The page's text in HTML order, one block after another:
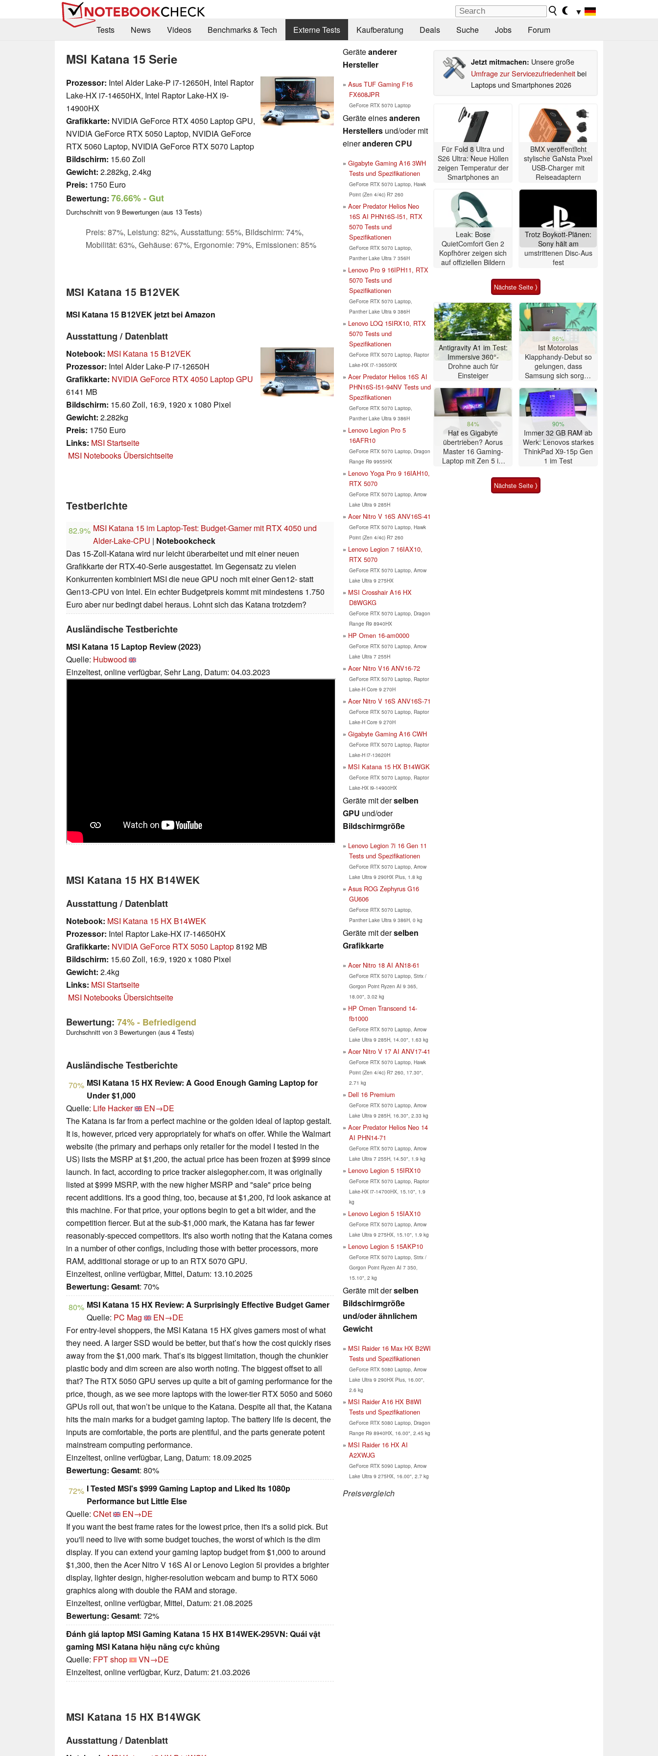
▼
Tests
News Videos Benchmarks & Tech Externe Tests Kaufberatung Deals Suche Jobs Forum
MSI Katana 15 Serie
Prozessor: Intel Alder Lake-P i7-12650H, Intel Raptor
Lake-HX i7-14650HX, Intel Raptor Lake-HX i9-
14900HX
Grafikkarte: NVIDIA GeForce RTX 4050 Laptop GPU,
NVIDIA GeForce RTX 5050 Laptop, NVIDIA GeForce
RTX 5060 Laptop, NVIDIA GeForce RTX 5070 Laptop
Bildschirm: 15.60 Zoll
Gewicht: 2.282kg, 2.4kg
Preis: 1750 Euro
Bewertung: 76.66%- Gut
Durchschnitt von 9 Bewertungen (aus 13 Tests)
Preis: 87%, Leistung: 82%, Ausstattung: 55%, Bildschirm: 74%,
Mobilität: 63%, Gehäuse: 67%, Ergonomie: 79%, Emissionen: 85%
MSI Katana 15 B12VEK
MSI Katana 15 B12VEK jetzt bei Amazon
Ausstattung / Datenblatt
Notebook: MSI Katana 15 B12VEK
Prozessor: Intel Alder Lake-P i7-12650H
Grafikkarte: NVIDIA GeForce RTX 4050 Laptop GPU
6141 MB
Bildschirm: 15.60 Zoll, 16:9, 1920 x 1080 Pixel
Gewicht: 2.282kg
Preis: 1750 Euro
Links: MSI Startseite
MSI Notebooks Übersichtseite
Testberichte
82.9% MSI Katana 15 im Laptop-Test: Budget-Gamer mit RTX 4050 und
Alder-Lake-CPU | Notebookcheck
Das 15-Zoll-Katana wird nur leicht überarbeitet und mit einer neuen
Grafikkarte der RTX-40-Serie ausgestattet. Im Gegensatz zu vielen
Konkurrenten kombiniert MSI die neue GPU noch mit einer Gen12- statt
Gen13-CPU von Intel. Ein echter Budgetpreis kommt mit mindestens 1.750
Euro aber nur bedingt dabei heraus. Lohnt sich das Katana trotzdem?
Ausländische Testberichte
MSI Katana 15 Laptop Review (2023)
Quelle: Hubwood
Einzeltest, online verfügbar, Sehr Lang, Datum: 04.03.2023
MSI Katana 15 HX B14WEK
Ausstattung / Datenblatt
Notebook: MSI Katana 15 HX B14WEK
Prozessor: Intel Raptor Lake-HX i7-14650HX
Grafikkarte: NVIDIA GeForce RTX 5050 Laptop8192 MB
Bildschirm: 15.60 Zoll, 16:9, 1920 x 1080 Pixel
Gewicht: 2.4kg
Links: MSI Startseite
MSI Notebooks Übersichtseite
Bewertung: 74%- Befriedigend
Durchschnitt von 3 Bewertungen (aus 4 Tests)
Ausländische Testberichte
70% MSI Katana 15 HX Review: A Good Enough Gaming Laptop for
Under $1,000
Quelle: Life Hacker
EN→DE
The Katana is far from a perfect machine or the golden ideal of laptop gestalt.
It is, however, priced very appropriately for what's on offer. While the Walmart
website (the primary and perhaps only retailer for the model I tested in the
US) lists the MSRP at $1,200, the actual price has been frozen at $999 since
launch. In fact, according to price tracker aislegopher.com, it was originally
listed at $999 MSRP, with the new higher MSRP and "sale" price being
recent additions. It's a good thing, too, because at $1,200, I'd look askance at
this machine. For that price, your options begin to get a bit wider, and the
competition fiercer. But at the sub-$1,000 mark, the Katana has far fewer
reasonably-specced competitors. It's also worth noting that the Katana comes
in a number of other configs, including those with better processors, more
RAM, additional storage or up to an RTX 5070 GPU.
Einzeltest, online verfügbar, Mittel, Datum: 13.10.2025
Bewertung: Gesamt: 70%
80% MSI Katana 15 HX Review: A Surprisingly Effective Budget Gamer
Quelle: PC Mag
EN→DE
For entry-level shoppers, the MSI Katana 15 HX gives gamers most of what
they need. A larger SSD would be better, but that’s how the cost quickly rises
away from the $1,000 mark. That’s its biggest limitation, though the chunkier
plastic body and dim screen are also worth noting. The biggest offset to all
that? The RTX 5050 GPU serves up quite a bit of gaming performance for the
price, though, as we see more laptops with the lower-tier RTX 5050 and 5060
GPUs roll out, that won’t be unique to the Katana. Despite all that, the Katana
hits the main marks for a budget gaming laptop. The battery life is decent, the
inputs are comfortable, the ports are plentiful, and the parts generate potent
mainstream computing performance.
Einzeltest, online verfügbar, Lang, Datum: 18.09.2025
Bewertung: Gesamt: 80%
72% I Tested MSI's $999 Gaming Laptop and Liked Its 1080p
Performance but Little Else
Quelle: CNet
EN→DE
If you want the best frame rates for the lowest price, then it's a solid pick. But
you'll need to live with some budget touches, the worst of which is the dim
display. If you can extend your gaming laptop budget from $1,000 to around
$1,300, then the Acer Nitro V 16S AI or Lenovo Legion 5i provides a brighter
display, lighter design, higher-resolution webcam and bump to RTX 5060
graphics along with double the RAM and storage.
Einzeltest, online verfügbar, Mittel, Datum: 21.08.2025
Bewertung: Gesamt: 72%
Đánh giá laptop MSI Gaming Katana 15 HX B14WEK-295VN: Quái vật
gaming MSI Katana hiệu năng cực khủng
Quelle: FPT shop
VN→DE
Einzeltest, online verfügbar, Kurz, Datum: 21.03.2026
MSI Katana 15 HX B14WGK
Ausstattung / Datenblatt
Geräteanderer
Hersteller
Asus TUF Gaming F16
FX608JPR
GeForce RTX 5070 Laptop
Geräte einesanderen
Herstellers und/oder mit
eineranderen CPU
Gigabyte Gaming A16 3WH
Tests und Spezifikationen
GeForce RTX 5070 Laptop, Hawk
Point (Zen 4/4c) R7 260
Acer Predator Helios Neo
16S AI PHN16S-I51, RTX
5070 Tests und
Spezifikationen
GeForce RTX 5070 Laptop,
Panther Lake Ultra 7 356H
Lenovo Pro 9 16IPH11, RTX
5070 Tests und
Spezifikationen
GeForce RTX 5070 Laptop,
Panther Lake Ultra 9 386H
Lenovo LOQ 15IRX10, RTX
5070 Tests und
Spezifikationen
GeForce RTX 5070 Laptop, Raptor
Lake-HX i7-13650HX
Acer Predator Helios 16S AI
PHN16S-I51-94NV Tests und
Spezifikationen
GeForce RTX 5070 Laptop,
Panther Lake Ultra 9 386H
Lenovo Legion Pro 5
16AFR10
GeForce RTX 5070 Laptop, Dragon
Range R9 9955HX
Lenovo Yoga Pro 9 16IAH10,
RTX 5070
GeForce RTX 5070 Laptop, Arrow
Lake Ultra 9 285H
Acer Nitro V 16S ANV16S-41
GeForce RTX 5070 Laptop, Hawk
Point (Zen 4/4c) R7 260
Lenovo Legion 7 16IAX10,
RTX 5070
GeForce RTX 5070 Laptop, Arrow
Lake Ultra 9 275HX
MSI Crosshair A16 HX
D8WGKG
GeForce RTX 5070 Laptop, Dragon
Range R9 8940HX
HP Omen 16-am0000
GeForce RTX 5070 Laptop, Arrow
Lake Ultra 7 255H
Acer Nitro V16 ANV16-72
GeForce RTX 5070 Laptop, Raptor
Lake-H Core 9 270H
Acer Nitro V 16S ANV16S-71
GeForce RTX 5070 Laptop, Raptor
Lake-H Core 9 270H
Gigabyte Gaming A16 CWH
GeForce RTX 5070 Laptop, Raptor
Lake-H i7-13620H
MSI Katana 15 HX B14WGK
GeForce RTX 5070 Laptop, Raptor
Lake-HX i9-14900HX
Geräte mit derselben
GPU und/oder
Bildschirmgröße
Lenovo Legion 7i 16 Gen 11
Tests und Spezifikationen
GeForce RTX 5070 Laptop, Arrow
Lake Ultra 9 290HX Plus, 1.8 kg
Asus ROG Zephyrus G16
GU606
GeForce RTX 5070 Laptop,
Panther Lake Ultra 9 386H, 0 kg
Geräte mit derselben
Grafikkarte
Acer Nitro 18 AI AN18-61
GeForce RTX 5070 Laptop, Strix /
Gorgon Point Ryzen AI 9 365,
18.00", 3.02 kg
HP Omen Transcend 14-
fb1000
GeForce RTX 5070 Laptop, Arrow
Lake Ultra 9 285H, 14.00", 1.63 kg
Acer Nitro V 17 AI ANV17-41
GeForce RTX 5070 Laptop, Hawk
Point (Zen 4/4c) R7 260, 17.30",
2.71 kg
Dell 16 Premium
GeForce RTX 5070 Laptop, Arrow
Lake Ultra 9 285H, 16.30", 2.33 kg
Acer Predator Helios Neo 14
AI PHN14-71
GeForce RTX 5070 Laptop, Arrow
Lake Ultra 7 255H, 14.50", 1.9 kg
Lenovo Legion 5 15IRX10
GeForce RTX 5070 Laptop, Raptor
Lake-HX i7-14700HX, 15.10", 1.9
kg
Lenovo Legion 5 15IAX10
GeForce RTX 5070 Laptop, Arrow
Lake Ultra 9 275HX, 15.10", 1.9 kg
Lenovo Legion 5 15AKP10
GeForce RTX 5070 Laptop, Strix /
Gorgon Point Ryzen AI 7 350,
15.10", 2 kg
Geräte mit derselben
Bildschirmgröße
und/oder ähnlichem
Gewicht
MSI Raider 16 Max HX B2WI
Tests und Spezifikationen
GeForce RTX 5080 Laptop, Arrow
Lake Ultra 9 290HX Plus, 16.00",
2.6 kg
MSI Raider A16 HX B8WI
Tests und Spezifikationen
GeForce RTX 5080 Laptop, Dragon
Range R9 8940HX, 16.00", 2.45 kg
MSI Raider 16 HX AI
A2XWJG
GeForce RTX 5090 Laptop, Arrow
Lake Ultra 9 275HX, 16.00", 2.7 kg
Preisvergleich
Jetzt mitmachen: Unsere große
Umfrage zur Servicezufriedenheitbei
Laptops und Smartphones 2026
Für Fold 8 Ultra und
S26 Ultra: Neue Hüllen
zeigen Temperatur der
Smartphones an
BMX veröffentlicht
stylische GaNsta Pixel
USB-Charger mit
Reiseadaptern
Leak: Bose
QuietComfort Gen 2
Kopfhörer zeigen sich
auf offiziellen Bildern
Trotz Boykott-Plänen:
Sony hält am
umstrittenen Disc-Aus
fest
Nächste Seite ⟩
Antigravity A1 im Test:
Immersive 360°-
Drohne auch für
Einsteiger
86%
Ist Motorolas
Klapphandy-Debut so
gelungen, dass
Samsung sich sorgen
Smartphone im Test
84%
Hat es Gigabyte
übertrieben? Aorus
Master 16 Gaming-
Laptop mit Zen 5 im
90%
Immer 32 GB RAM ab
Werk: Lenovos starkes
ThinkPad X9-15p Gen
1 im Test
Nächste Seite ⟩